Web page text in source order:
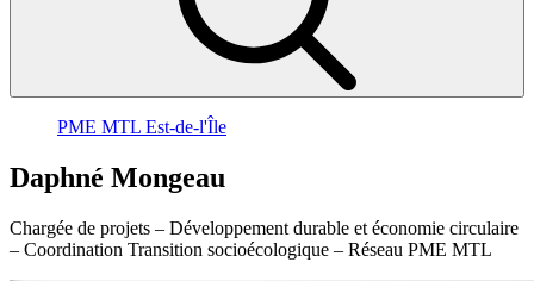
PME MTL Est-de-l'Île
Daphné Mongeau
Chargée de projets – Développement durable et économie circulaire
– Coordination Transition socioécologique – Réseau PME MTL